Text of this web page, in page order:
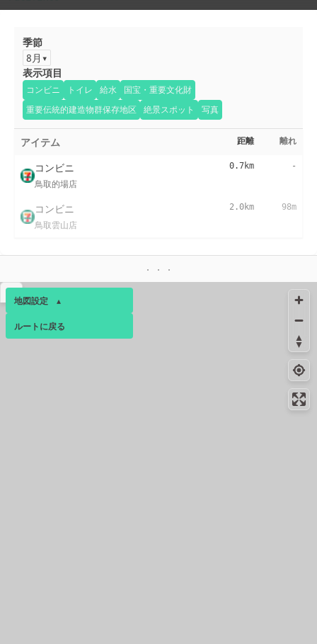
季節
8月
表示項目
コンビニ トイレ 給水
国宝・重要文化財
重要伝統的建造物群保存地区
絶景スポット 写真
アイテム 距離 離れ
コンビニ
鳥取的場店
0.7km -
コンビニ
鳥取雲山店
2.0km 98m
地図設定 ▴
ベース ▴
ルートに戻る